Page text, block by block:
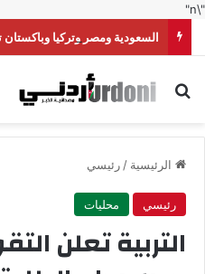
"\n"
بحث عن
الرئيسية /رئيسي
رئيسي محليات
التربية تعلن